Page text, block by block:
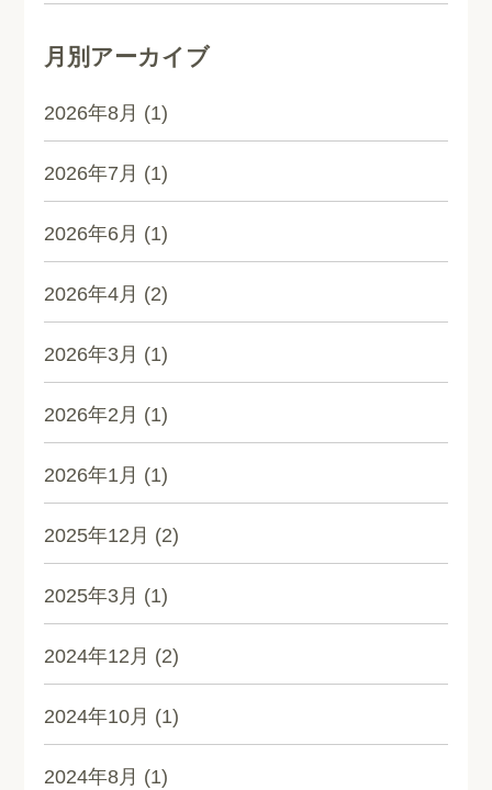
月別アーカイブ
2026年8月 (1)
2026年7月 (1)
2026年6月 (1)
2026年4月 (2)
2026年3月 (1)
2026年2月 (1)
2026年1月 (1)
2025年12月 (2)
2025年3月 (1)
2024年12月 (2)
2024年10月 (1)
2024年8月 (1)